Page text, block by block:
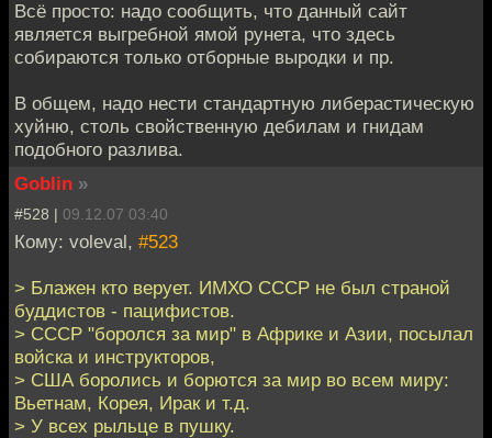
Всё просто: надо сообщить, что данный сайт
является выгребной ямой рунета, что здесь
собираются только отборные выродки и пр.
В общем, надо нести стандартную либерастическую
хуйню, столь свойственную дебилам и гнидам
подобного разлива.
Goblin »
#528 | 09.12.07 03:40
Кому: voleval, #523
> Блажен кто верует. ИМХО СССР не был страной
буддистов - пацифистов.
> СССР "боролся за мир" в Африке и Азии, посылал
войска и инструкторов,
> США боролись и борются за мир во всем миру:
Вьетнам, Корея, Ирак и т.д.
> У всех рыльце в пушку.